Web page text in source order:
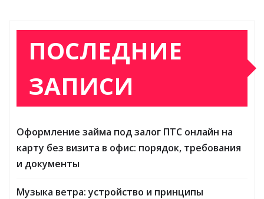
ПОСЛЕДНИЕ
ЗАПИСИ
Оформление займа под залог ПТС онлайн на
карту без визита в офис: порядок, требования
и документы
Музыка ветра: устройство и принципы